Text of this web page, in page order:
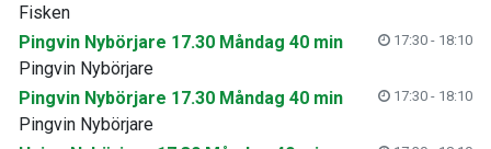
Fisken
Pingvin Nybörjare 17.30 Måndag 40 min
17:30 - 18:10
Pingvin Nybörjare
Pingvin Nybörjare 17.30 Måndag 40 min
17:30 - 18:10
Pingvin Nybörjare